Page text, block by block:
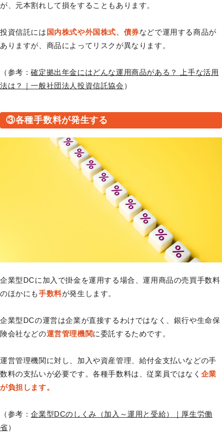
が、元本割れして損をすることもあります。
投資信託には 国内株式や外国株式、債券などで運用する商品が
ありますが、商品によってリスクが異なります。
（参考：確定拠出年金にはどんな運用商品がある？ 上手な活用
法は？｜一般社団法人投資信託協会 ）
③各種手数料が発生する
企業型DCに加入で掛金を運用する場合、運用商品の売買手数料
のほかにも手数料が発生します。
企業型DCの運営は企業が直接するわけではなく、銀行や生命保
険会社などの運営管理機関に委託するためです。
運営管理機関に対し、加入や資産管理、給付金支払いなどの手
数料の支払いが必要です。各種手数料は、従業員ではなく 企業
が負担します。
（参考：企業型DCのしくみ（加入～運用と受給）｜厚生労働
省）